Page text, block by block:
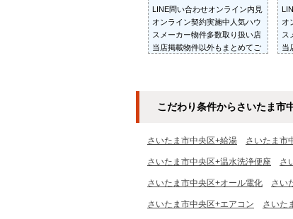
LINE問い合わせオンライン内見
オンライン契約実施中人気ハウ
スメーカー物件多数取り扱い店
当店掲載物件以外もまとめてご
オ
ス
当
こだわり条件からさいたま市
さいたま市中央区+給湯 さいたま市
さいたま市中央区+温水洗浄便座 さ
さいたま市中央区+オール電化 さい
さいたま市中央区+エアコン さいた